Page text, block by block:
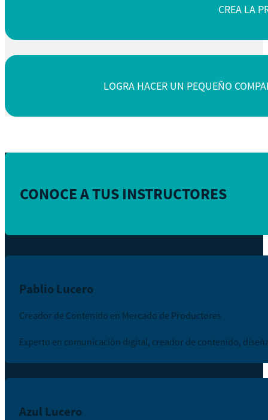
CREA LA
LOGRA HACER UN PEQUEÑO
CONOCE A TUS INSTRUCTORES
Pablio Lucero
Creador de Contenido en Mercado de Productores
Experto en comunicación digital, creador de contenido,
Azul Lucero